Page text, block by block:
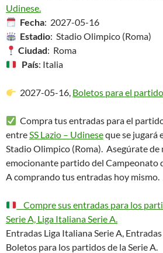
Udinese.
Fecha: 2027-05-16
Estadio: Stadio Olimpico (Roma)
Ciudad: Roma
País: Italia
2027-05-16, Boletos para el
Compra tus entradas para el
entreSS Lazio – Udineseque se jugará
Stadio Olimpico (Roma). Asegúrate de
emocionante partido del Campeonato
A comprando tus entradas hoy
Compre sus entradas para los
Serie A, Liga Italiana Serie A.
Entradas Liga Italiana Serie A,
Boletos para los partidos de la Serie A.